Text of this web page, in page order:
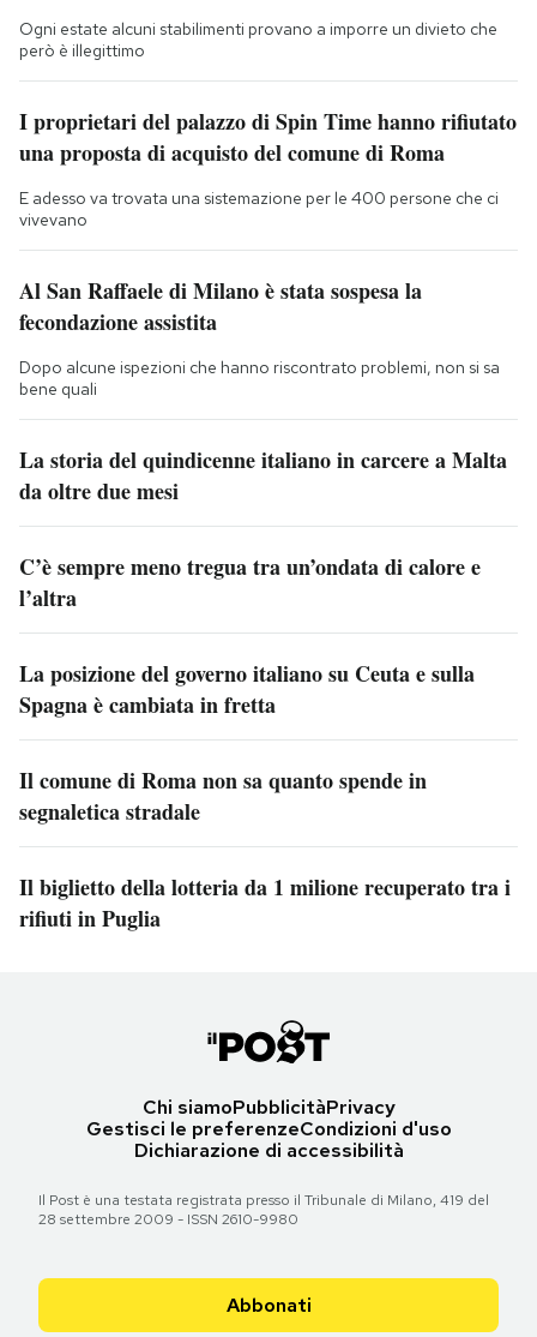
Ogni estate alcuni stabilimenti provano a imporre un divieto che
però è illegittimo
I proprietari del palazzo di Spin Time hanno rifiutato
una proposta di acquisto del comune di Roma
E adesso va trovata una sistemazione per le 400 persone che ci
vivevano
Al San Raffaele di Milano è stata sospesa la
fecondazione assistita
Dopo alcune ispezioni che hanno riscontrato problemi, non si sa
bene quali
La storia del quindicenne italiano in carcere a Malta
da oltre due mesi
C’è sempre meno tregua tra un’ondata di calore e
l’altra
La posizione del governo italiano su Ceuta e sulla
Spagna è cambiata in fretta
Il comune di Roma non sa quanto spende in
segnaletica stradale
Il biglietto della lotteria da 1 milione recuperato tra i
rifiuti in Puglia
Chi siamoPubblicitàPrivacy
Gestisci le preferenzeCondizioni d'uso
Dichiarazione di accessibilità
Il Post è una testata registrata presso il Tribunale di Milano, 419 del
28 settembre 2009 - ISSN 2610-9980
Abbonati